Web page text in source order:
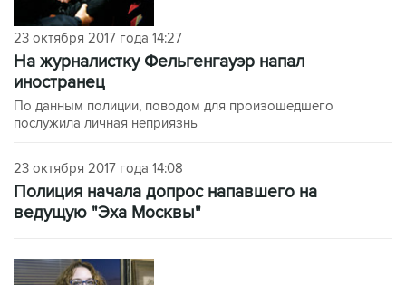
23 октября 2017 года 14:27
На журналистку Фельгенгауэр напал
иностранец
По данным полиции, поводом для произошедшего
послужила личная неприязнь
23 октября 2017 года 14:08
Полиция начала допрос напавшего на
ведущую "Эха Москвы"